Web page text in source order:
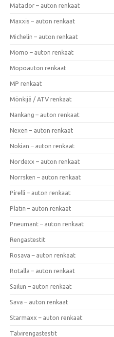
Matador – auton renkaat
Maxxis – auton renkaat
Michelin – auton renkaat
Momo – auton renkaat
Mopoauton renkaat
MP renkaat
Mönkijä / ATV renkaat
Nankang – auton renkaat
Nexen – auton renkaat
Nokian – auton renkaat
Nordexx – auton renkaat
Norrsken – auton renkaat
Pirelli – auton renkaat
Platin – auton renkaat
Pneumant – auton renkaat
Rengastestit
Rosava – auton renkaat
Rotalla – auton renkaat
Sailun – auton renkaat
Sava – auton renkaat
Starmaxx – auton renkaat
Talvirengastestit